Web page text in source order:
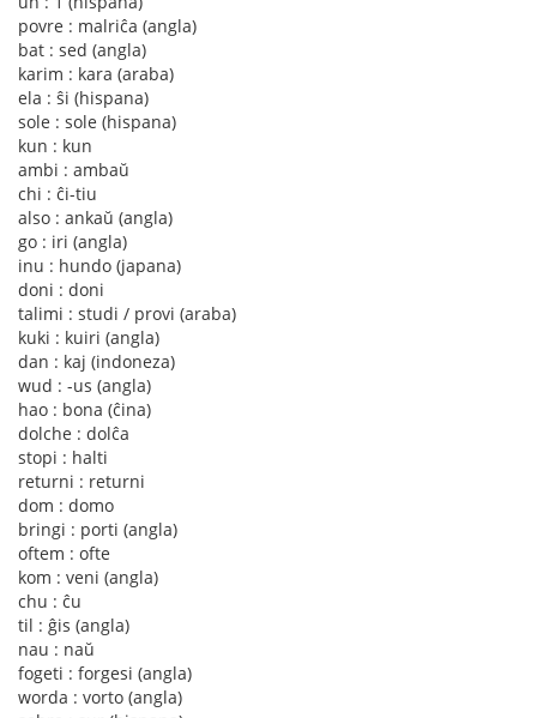
povre : malriĉa (angla)
bat : sed (angla)
karim : kara (araba)
ela : ŝi (hispana)
sole : sole (hispana)
kun : kun
ambi : ambaŭ
chi : ĉi-tiu
also : ankaŭ (angla)
go : iri (angla)
inu : hundo (japana)
doni : doni
talimi : studi / provi (araba)
kuki : kuiri (angla)
dan : kaj (indoneza)
wud : -us (angla)
hao : bona (ĉina)
dolche : dolĉa
stopi : halti
returni : returni
dom : domo
bringi : porti (angla)
oftem : ofte
kom : veni (angla)
chu : ĉu
til : ĝis (angla)
nau : naŭ
fogeti : forgesi (angla)
worda : vorto (angla)